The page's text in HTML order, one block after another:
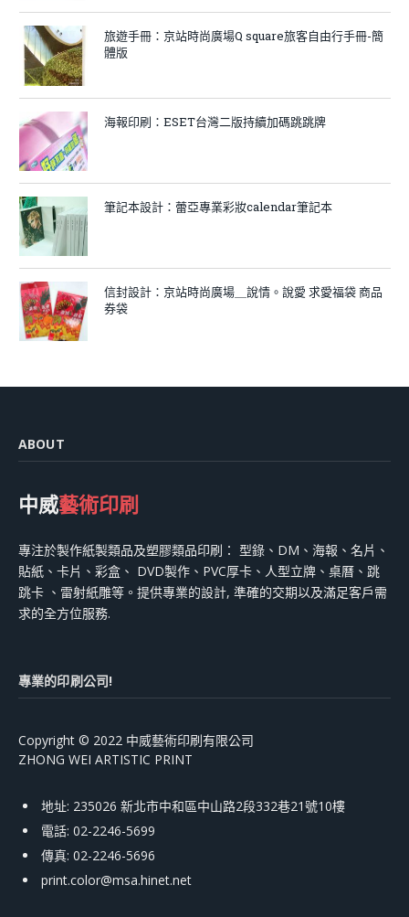
旅遊手冊：京站時尚廣場Q square旅客自由行手冊-簡
體版
海報印刷：ESET台灣二版持續加碼跳跳牌
筆記本設計：蕾亞專業彩妝calendar筆記本
信封設計：京站時尚廣場＿說情。說愛 求愛福袋 商品
券袋
ABOUT
中威藝術印刷
專注於製作紙製類品及塑膠類品印刷： 型錄、DM、海報、名片、
貼紙、卡片、彩盒、 DVD製作、PVC厚卡、人型立牌、桌曆、跳
跳卡 、雷射紙雕等。提供專業的設計, 準確的交期以及滿足客戶需
求的全方位服務.
專業的印刷公司!
Copyright © 2022 中威藝術印刷有限公司
ZHONG WEI ARTISTIC PRINT
地址: 235026 新北市中和區中山路2段332巷21號10樓
電話: 02-2246-5699
傳真: 02-2246-5696
print.color@msa.hinet.net